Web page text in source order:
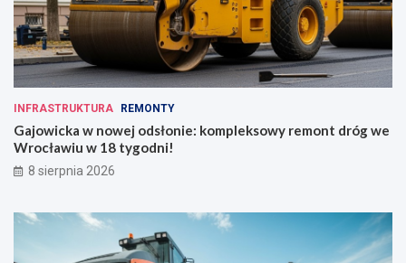
INFRASTRUKTURA REMONTY
Gajowicka w nowej odsłonie: kompleksowy remont dróg we
Wrocławiu w 18 tygodni!
8 sierpnia 2026